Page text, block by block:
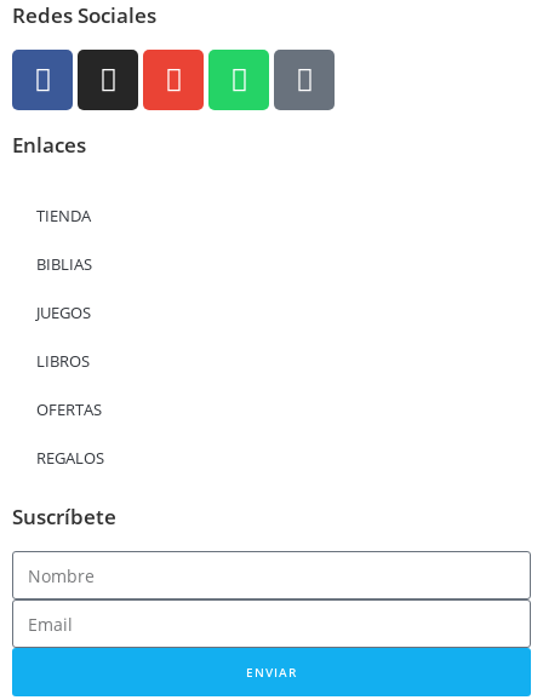
Redes Sociales
Enlaces
TIENDA
BIBLIAS
JUEGOS
LIBROS
OFERTAS
REGALOS
Suscríbete
ENVIAR